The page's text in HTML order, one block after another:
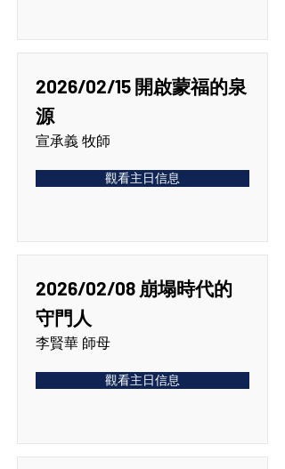
2026/02/15 開啟蒙福的泉
源
宣承義 牧師
觀看主日信息
2026/02/08 崩塌時代的
守門人
李賢華 師母
觀看主日信息